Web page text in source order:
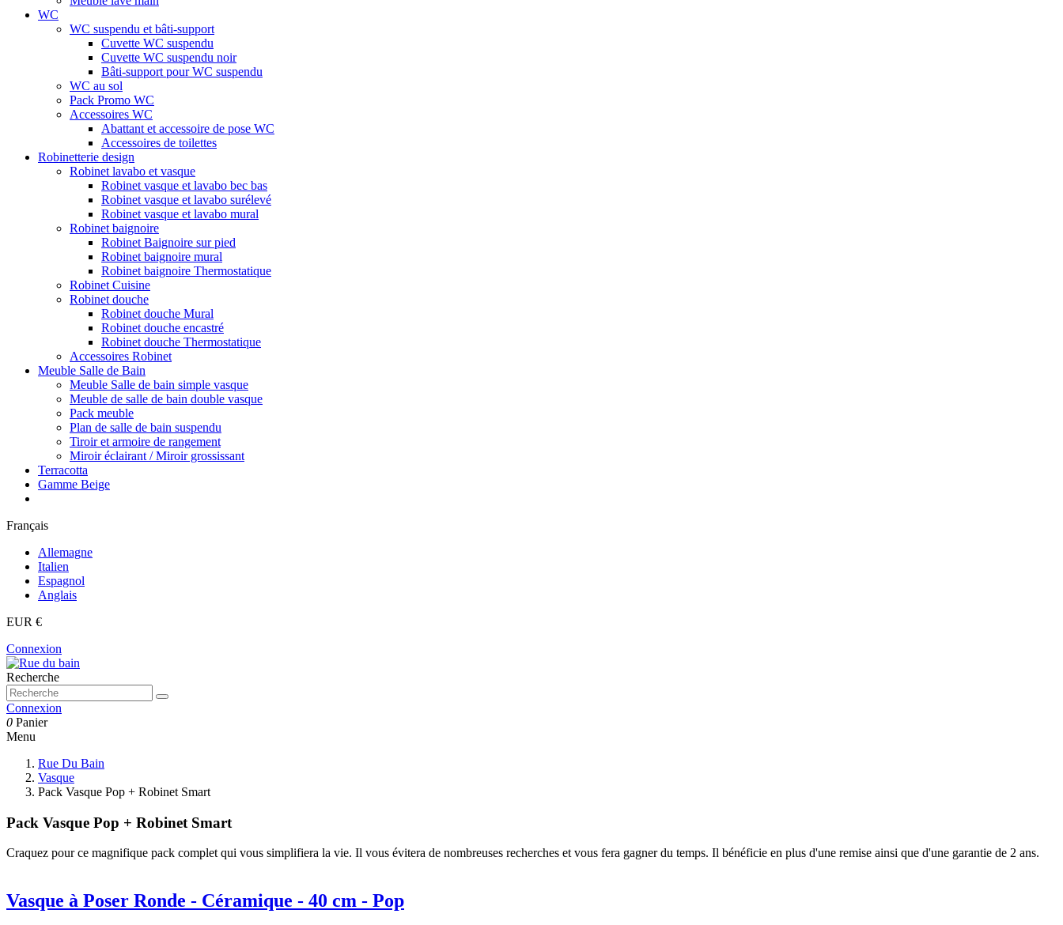
WC
WC suspendu et bâti-support
Cuvette WC suspendu
Cuvette WC suspendu noir
Bâti-support pour WC suspendu
WC au sol
Pack Promo WC
Accessoires WC
Abattant et accessoire de pose WC
Accessoires de toilettes
Robinetterie design
Robinet lavabo et vasque
Robinet vasque et lavabo bec bas
Robinet vasque et lavabo surélevé
Robinet vasque et lavabo mural
Robinet baignoire
Robinet Baignoire sur pied
Robinet baignoire mural
Robinet baignoire Thermostatique
Robinet Cuisine
Robinet douche
Robinet douche Mural
Robinet douche encastré
Robinet douche Thermostatique
Accessoires Robinet
Meuble Salle de Bain
Meuble Salle de bain simple vasque
Meuble de salle de bain double vasque
Pack meuble
Plan de salle de bain suspendu
Tiroir et armoire de rangement
Miroir éclairant / Miroir grossissant
Terracotta
Gamme Beige
Français
Allemagne
Italien
Espagnol
Anglais
EUR €
Connexion
Recherche
Connexion
0 Panier
Menu
Rue Du Bain
Vasque
Pack Vasque Pop + Robinet Smart
Pack Vasque Pop + Robinet Smart
Craquez pour ce magnifique pack complet qui vous simplifiera la vie. Il vous évitera de nombreuses recherches et vous fera gagner du temps. Il bénéficie en plus d'une remise ainsi que d'une garantie de 2 ans.
Vasque à Poser Ronde - Céramique - 40 cm - Pop